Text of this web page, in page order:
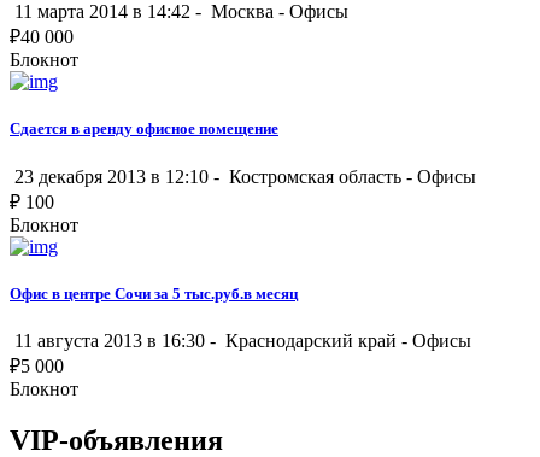
11 марта 2014 в 14:42 - Москва - Офисы
₽40 000
Блокнот
Сдается в аренду офисное помещение
23 декабря 2013 в 12:10 - Костромская область - Офисы
₽ 100
Блокнот
Офис в центре Сочи за 5 тыс.руб.в месяц
11 августа 2013 в 16:30 - Краснодарский край - Офисы
₽5 000
Блокнот
VIP-объявления